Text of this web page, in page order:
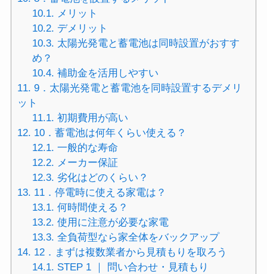
10.1. メリット
10.2. デメリット
10.3. 太陽光発電と蓄電池は同時設置がおすす
め？
10.4. 補助金を活用しやすい
11. 9．太陽光発電と蓄電池を同時設置するデメリ
ット
11.1. 初期費用が高い
12. 10．蓄電池は何年くらい使える？
12.1. 一般的な寿命
12.2. メーカー保証
12.3. 劣化はどのくらい？
13. 11．停電時に使える家電は？
13.1. 何時間使える？
13.2. 使用に注意が必要な家電
13.3. 全負荷型なら家全体をバックアップ
14. 12．まずは複数業者から見積もりを取ろう
14.1. STEP 1 ｜ 問い合わせ・見積もり